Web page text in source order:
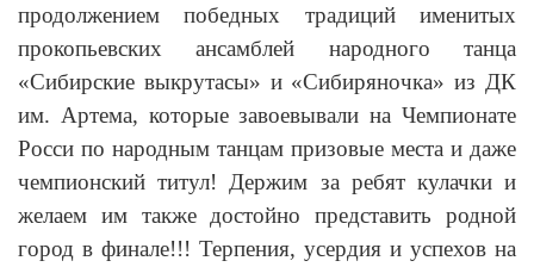
продолжением победных традиций именитых
прокопьевских ансамблей народного танца
«Сибирские выкрутасы» и «Сибиряночка» из ДК
им. Артема, которые завоевывали на Чемпионате
Росси по народным танцам призовые места и даже
чемпионский титул! Держим за ребят кулачки и
желаем им также достойно представить родной
город в финале!!! Терпения, усердия и успехов на